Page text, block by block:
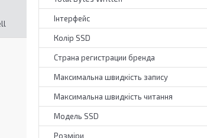
Інтерфейс
Колір SSD
Страна регистрации бренда
Максимальна швидкість запису
Максимальна швидкість читання
Модель SSD
Розміри